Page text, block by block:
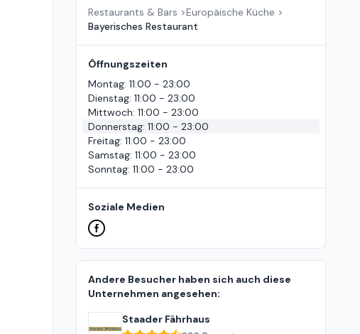
Restaurants & Bars >Europäische Küche >
Bayerisches Restaurant
Öffnungszeiten
Montag: 11:00 - 23:00
Dienstag: 11:00 - 23:00
Mittwoch: 11:00 - 23:00
Donnerstag: 11:00 - 23:00
Freitag: 11:00 - 23:00
Samstag: 11:00 - 23:00
Sonntag: 11:00 - 23:00
Soziale Medien
Andere Besucher haben sich auch diese
Unternehmen angesehen:
Staader Fährhaus